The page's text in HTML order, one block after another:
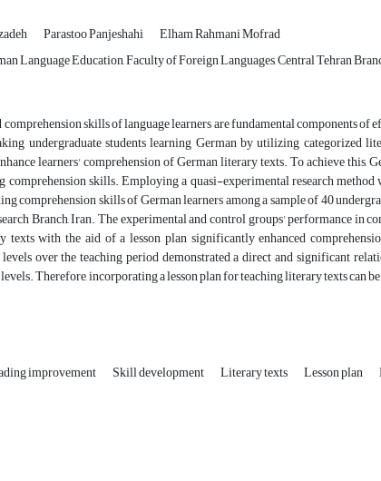
Parastoo Panjeshahi
Elham Rahmani Mofrad
Language Education, Faculty of Foreign Languages, Central Tehran
skills of language learners are fundamental components
undergraduate students learning German by utilizing
learners' comprehension of German literary texts. To achieve this,
comprehension skills. Employing a quasi-experimental research
comprehension skills of German learners among a sample of 40
Branch, Iran. The experimental and control groups' performance
texts with the aid of a lesson plan significantly enhanced
over the teaching period demonstrated a direct and significant
Therefore, incorporating a lesson plan for teaching literary texts can
improvement Skill development Literary texts Lesson plan